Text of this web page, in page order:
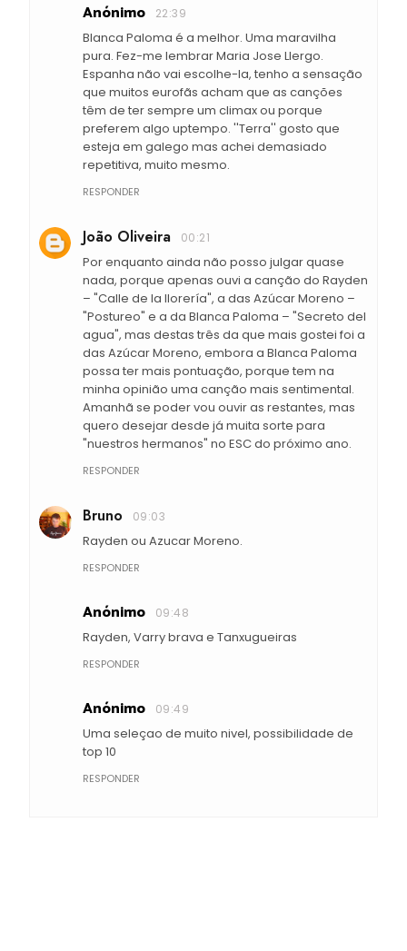
Anónimo 22:39
Blanca Paloma é a melhor. Uma maravilha
pura. Fez-me lembrar Maria Jose Llergo.
Espanha não vai escolhe-la, tenho a sensação
que muitos eurofãs acham que as canções
têm de ter sempre um climax ou porque
preferem algo uptempo. ''Terra'' gosto que
esteja em galego mas achei demasiado
repetitiva, muito mesmo.
RESPONDER
João Oliveira 00:21
Por enquanto ainda não posso julgar quase
nada, porque apenas ouvi a canção do Rayden
– "Calle de la llorería", a das Azúcar Moreno –
"Postureo" e a da Blanca Paloma – "Secreto del
agua", mas destas três da que mais gostei foi a
das Azúcar Moreno, embora a Blanca Paloma
possa ter mais pontuação, porque tem na
minha opinião uma canção mais sentimental.
Amanhã se poder vou ouvir as restantes, mas
quero desejar desde já muita sorte para
"nuestros hermanos" no ESC do próximo ano.
RESPONDER
Bruno 09:03
Rayden ou Azucar Moreno.
RESPONDER
Anónimo 09:48
Rayden, Varry brava e Tanxugueiras
RESPONDER
Anónimo 09:49
Uma seleçao de muito nivel, possibilidade de
top 10
RESPONDER